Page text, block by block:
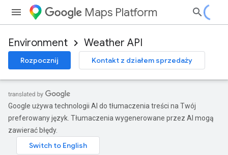
Maps Platform
Environment Weather API
Rozpocznij Kontakt z działem sprzedaży
Google używa technologii AI do tłumaczenia treści na Twój
preferowany język. Tłumaczenia wygenerowane przez AI mogą
zawierać błędy.